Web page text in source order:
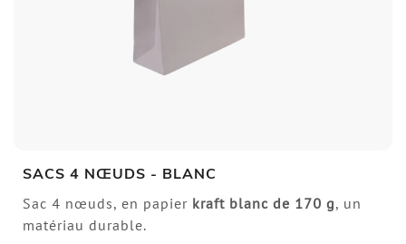
SACS 4 NŒUDS - BLANC
Sac 4 nœuds, en papier kraft blanc de 170 g , un
matériau durable.